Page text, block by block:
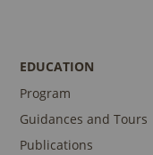
EDUCATION
Program
Guidances and Tours
Publications